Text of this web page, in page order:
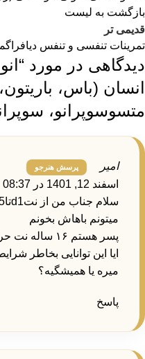
بازگشت به لیست
قدیمی تر
تمرینات تنفسی و تنفس
دیدگاهی در مورد “
انسان (باس، باریتون،
متسوسوپرانو،
امیر
اسفند 12, 1401 در 08:37
میتونم باهاش بخونم
پسر هستم ۱۶ ساله نت حرف زدنمم a3# هستش
ایا این توانایی بخاطر
میره یا همیشگیه؟
پاسخ